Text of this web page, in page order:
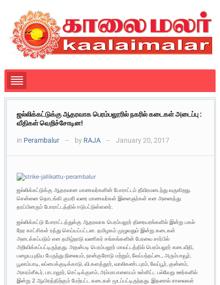
ஜல்லிக்கட்டுக்கு ஆதரவாக பெரம்பலூரில் நகரில் கடைகள் அடைப்பு :
வீதிகள் வெறிச்சோடின!
in Perambalur — by RAJA — January 20, 2017
ஜல்லிக்கட்டுக்கு ஆதரவான மாணவர்களின் போராட்டம் தீவிரமடைந்து வருகிறது.
சென்னை தொடங்கி குமரி வரை மாணவர்கள் இளைஞர்கள் என அனைத்து
தரப்பினரும் போராட்டத்தில் ஈடுபட்டுள்ளனர்.
ஜல்லிக்கட்டு போராட்டத்துக்கு ஆதரவாக பெரம்பலூர் திரையரங்களில் இன்று பகல்
நேர காட்சிகள் ரத்து செய்யப்பட்டன. தமிழகம் முழுவதும் இன்று கடைகள்
அடைக்கப்படும் என தமிழ்நாடு வணிகர் சங்கங்களின் பேரவை சார்பில்
அறிவிக்கப்பட்டிருந்தது. அதன்படி பெரம்பலூர் மாவட்டத்தில் பெரம்பலூர் கடைவீதி,
பழைய,புதிய பேருந்து நிலையம், நான்குரோடு மற்றும், வேப்பந்தட்டை, அரும்பாவூர்,
பூலாம்பாடி, லப்பைக்குடிக்காடு, வி.களத்தூர், வாலிகண்டபுரம், வேப்பூர், குன்னம்,
அகரம்சீகூர், பாடாலூர், செட்டிக்குளம், அம்மாபாளையம் உள்ளிட்ட பல்வேறு ஊர்களில்
இன்று 2 ஆயிரத்திற்கும் மேற்பட்ட கடைகள் மூடப்பட்டிருந்தது. இதனால் சாலைகள்